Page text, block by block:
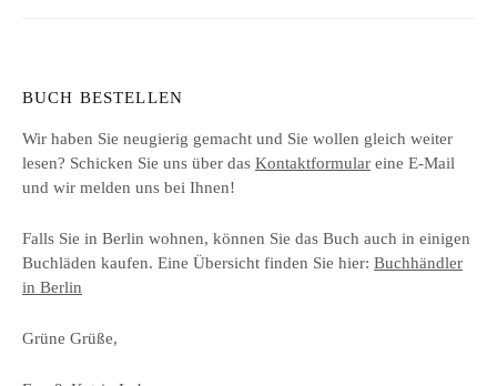
BUCH BESTELLEN
Wir haben Sie neugierig gemacht und Sie wollen gleich weiter
lesen? Schicken Sie uns über das Kontaktformular eine E-Mail
und wir melden uns bei Ihnen!
Falls Sie in Berlin wohnen, können Sie das Buch auch in einigen
Buchläden kaufen. Eine Übersicht finden Sie hier: Buchhändler
in Berlin
Grüne Grüße,